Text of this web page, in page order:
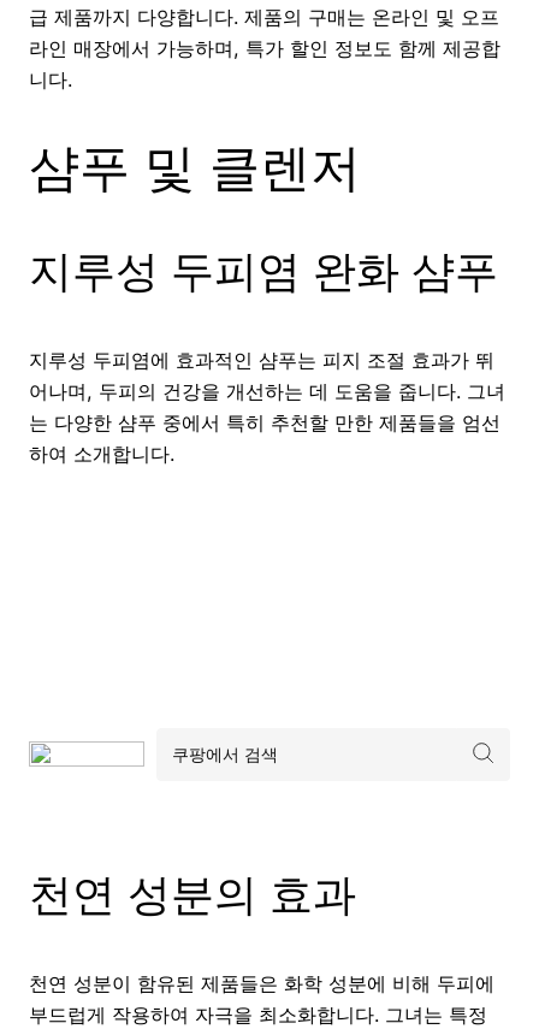
급 제품까지 다양합니다. 제품의 구매는 온라인 및 오프
라인 매장에서 가능하며, 특가 할인 정보도 함께 제공합
니다.
샴푸 및 클렌저
지루성 두피염 완화 샴푸
지루성 두피염에 효과적인 샴푸는 피지 조절 효과가 뛰
어나며, 두피의 건강을 개선하는 데 도움을 줍니다. 그녀
는 다양한 샴푸 중에서 특히 추천할 만한 제품들을 엄선
하여 소개합니다.
천연 성분의 효과
천연 성분이 함유된 제품들은 화학 성분에 비해 두피에
부드럽게 작용하여 자극을 최소화합니다. 그녀는 특정